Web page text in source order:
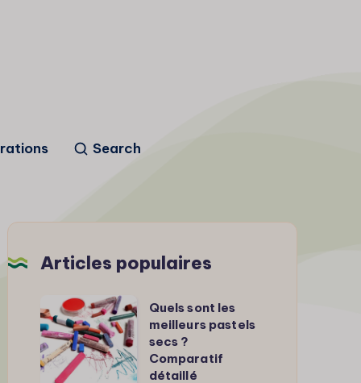
Search
Articles populaires
Quels
sont
les
meilleurs
Quels sont les
meilleurs pastels
secs ?
Comparatif
détaillé